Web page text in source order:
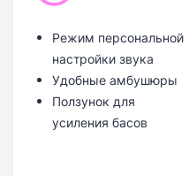
Режим персональной
настройки звука
Удобные амбушюры
Ползунок для
усиления басов